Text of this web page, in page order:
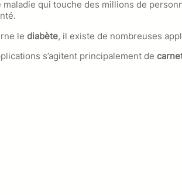
qui touche des millions de
le diabète, il existe de nombreuses
s’agitent principalement de